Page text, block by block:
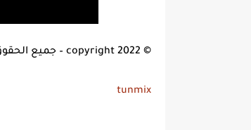
© copyright 2022 – جميع الحقوق محفوظة
tunmix